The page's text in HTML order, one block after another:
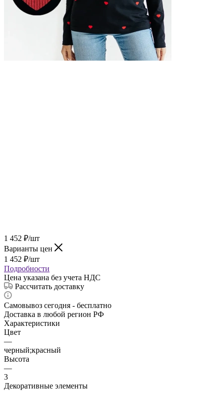
1 452 ₽/шт
Варианты цен
1 452 ₽/шт
Подробности
Цена указана без учета НДС
Рассчитать доставку
Самовывоз сегодня - бесплатно
Доставка в любой регион РФ
Характеристики
Цвет
—
черный;красный
Высота
—
3
Декоративные элементы